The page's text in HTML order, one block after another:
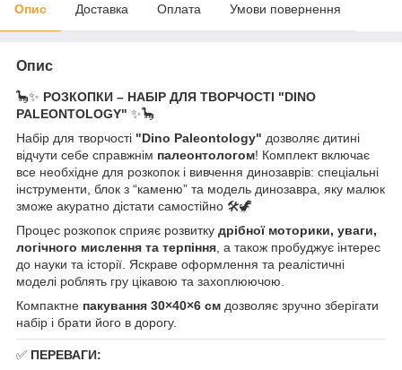
Опис Доставка Оплата Умови повернення
Опис
🦕✨ РОЗКОПКИ – НАБІР ДЛЯ ТВОРЧОСТІ "DINO
PALEONTOLOGY" ✨🦕
Набір для творчості "Dino Paleontology" дозволяє дитині
відчути себе справжнім палеонтологом! Комплект включає
все необхідне для розкопок і вивчення динозаврів: спеціальні
інструменти, блок з “каменю” та модель динозавра, яку малюк
зможе акуратно дістати самостійно 🛠️🦖
Процес розкопок сприяє розвитку дрібної моторики, уваги,
логічного мислення та терпіння , а також пробуджує інтерес
до науки та історії. Яскраве оформлення та реалістичні
моделі роблять гру цікавою та захоплюючою.
Компактне пакування 30×40×6 см дозволяє зручно зберігати
набір і брати його в дорогу.
✅ ПЕРЕВАГИ: